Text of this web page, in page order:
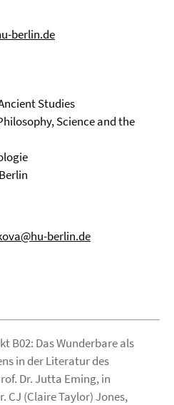
berlin.de
Studies
Science and the
berlin.de
B02: Das Wunderbare als
in der Literatur des
Dr. Jutta Eming, in
CJ (Claire Taylor) Jones,